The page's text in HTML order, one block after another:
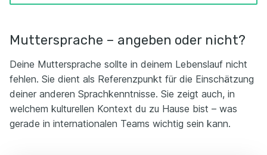
Muttersprache – angeben oder nicht?
Deine Muttersprache sollte in deinem Lebenslauf nicht
fehlen. Sie dient als Referenzpunkt für die Einschätzung
deiner anderen Sprachkenntnisse. Sie zeigt auch, in
welchem kulturellen Kontext du zu Hause bist – was
gerade in internationalen Teams wichtig sein kann.